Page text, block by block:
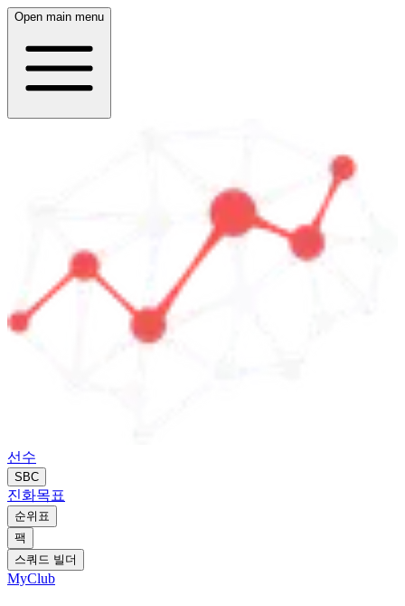
Open main menu
선수
SBC
진화목표
순위표
팩
스쿼드 빌더
MyClub